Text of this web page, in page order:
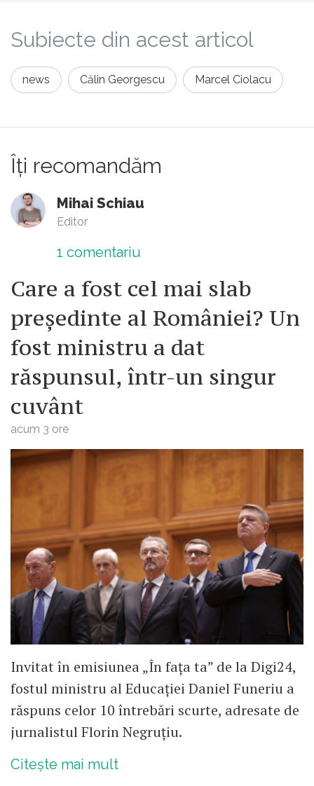
Subiecte din acest articol
news Călin Georgescu Marcel Ciolacu
Îți recomandăm
Mihai Schiau
Editor
1 comentariu
Care a fost cel mai slab
președinte al României? Un
fost ministru a dat
răspunsul, într-un singur
cuvânt
acum 3 ore
Invitat în emisiunea „În fața ta” de la Digi24,
fostul ministru al Educației Daniel Funeriu a
răspuns celor 10 întrebări scurte, adresate de
jurnalistul Florin Negruțiu.
Citește mai mult